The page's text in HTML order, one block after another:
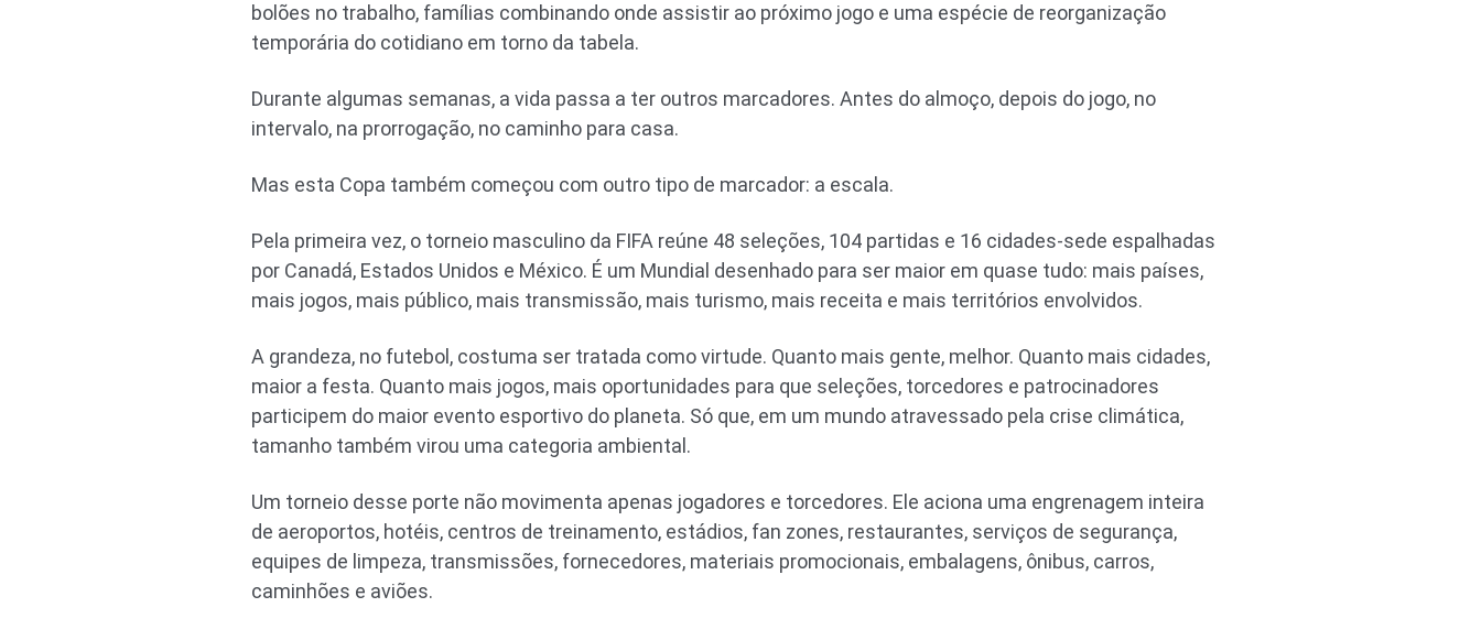
bolões no trabalho, famílias combinando onde assistir ao próximo jogo e uma espécie de reorganização
temporária do cotidiano em torno da tabela.
Durante algumas semanas, a vida passa a ter outros marcadores. Antes do almoço, depois do jogo, no
intervalo, na prorrogação, no caminho para casa.
Mas esta Copa também começou com outro tipo de marcador: a escala.
Pela primeira vez, o torneio masculino da FIFA reúne 48 seleções, 104 partidas e 16 cidades-sede espalhadas
por Canadá, Estados Unidos e México. É um Mundial desenhado para ser maior em quase tudo: mais países,
mais jogos, mais público, mais transmissão, mais turismo, mais receita e mais territórios envolvidos.
A grandeza, no futebol, costuma ser tratada como virtude. Quanto mais gente, melhor. Quanto mais cidades,
maior a festa. Quanto mais jogos, mais oportunidades para que seleções, torcedores e patrocinadores
participem do maior evento esportivo do planeta. Só que, em um mundo atravessado pela crise climática,
tamanho também virou uma categoria ambiental.
Um torneio desse porte não movimenta apenas jogadores e torcedores. Ele aciona uma engrenagem inteira
de aeroportos, hotéis, centros de treinamento, estádios, fan zones, restaurantes, serviços de segurança,
equipes de limpeza, transmissões, fornecedores, materiais promocionais, embalagens, ônibus, carros,
caminhões e aviões.